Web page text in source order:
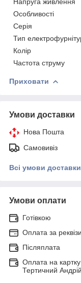
Особливості
Серія
Тип
Колір
Частота струму
Приховати
Умови доставки
Нова Пошта
Самовивіз
Всі умови доставки
Умови оплати
Готівкою
Оплата за
Післяплата
Оплата на
Тертичний Андрій